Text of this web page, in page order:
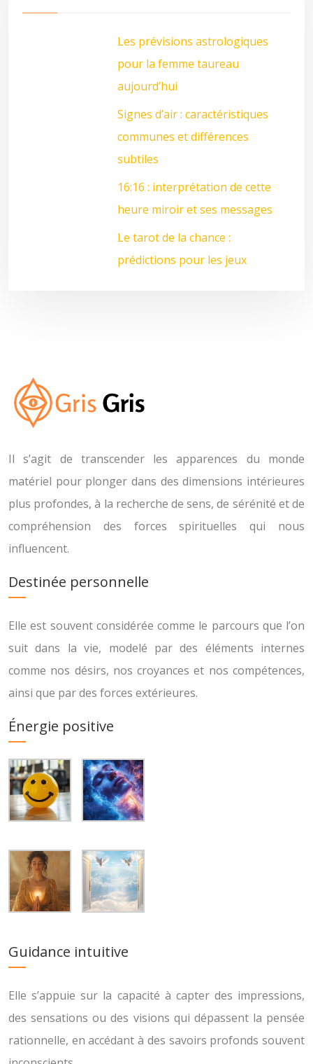
Les prévisions astrologiques
pour la femme taureau
aujourd’hui
Signes d’air : caractéristiques
communes et différences
subtiles
16:16 : interprétation de cette
heure miroir et ses messages
Le tarot de la chance :
prédictions pour les jeux
Il s’agit de transcender les apparences du monde
matériel pour plonger dans des dimensions intérieures
plus profondes, à la recherche de sens, de sérénité et de
compréhension des forces spirituelles qui nous
influencent.
Destinée personnelle
Elle est souvent considérée comme le parcours que l’on
suit dans la vie, modelé par des éléments internes
comme nos désirs, nos croyances et nos compétences,
ainsi que par des forces extérieures.
Énergie positive
Guidance intuitive
Elle s’appuie sur la capacité à capter des impressions,
des sensations ou des visions qui dépassent la pensée
rationnelle, en accédant à des savoirs profonds souvent